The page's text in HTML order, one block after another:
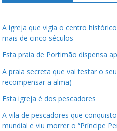
A igreja que vigia o centro
mais de cinco séculos
Esta praia de Portimão dispensa
A praia secreta que vai testar o
recompensar a alma)
Esta igreja é dos pescadores
A vila de pescadores que
mundial e viu morrer o “Príncipe